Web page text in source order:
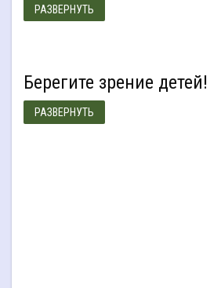
РАЗВЕРНУТЬ
Берегите зрение детей!
РАЗВЕРНУТЬ